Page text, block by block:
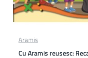
Aramis